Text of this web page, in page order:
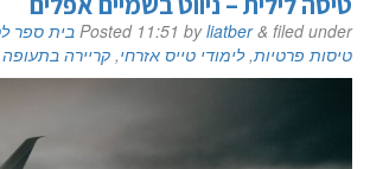
Posted 11:51 byliatber & filed under בית ספר
טיסות פרטיות,לימודי טייס אזרחי, קריירה בתעופה